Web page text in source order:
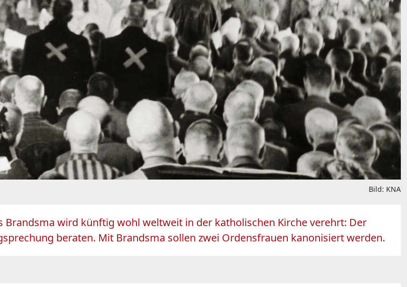
Bild: KNA
Brandsma wird künftig wohl weltweit in der katholischen Kirche verehrt: Der
beraten. Mit Brandsma sollen zwei Ordensfrauen kanonisiert werden.